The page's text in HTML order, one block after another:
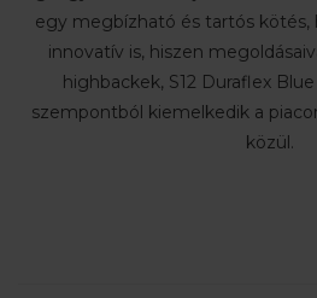
egy megbízható és tartós
innovatív is, hiszen
highbackek, S12 Duraflex
szempontból kiemelkedik a
közül.